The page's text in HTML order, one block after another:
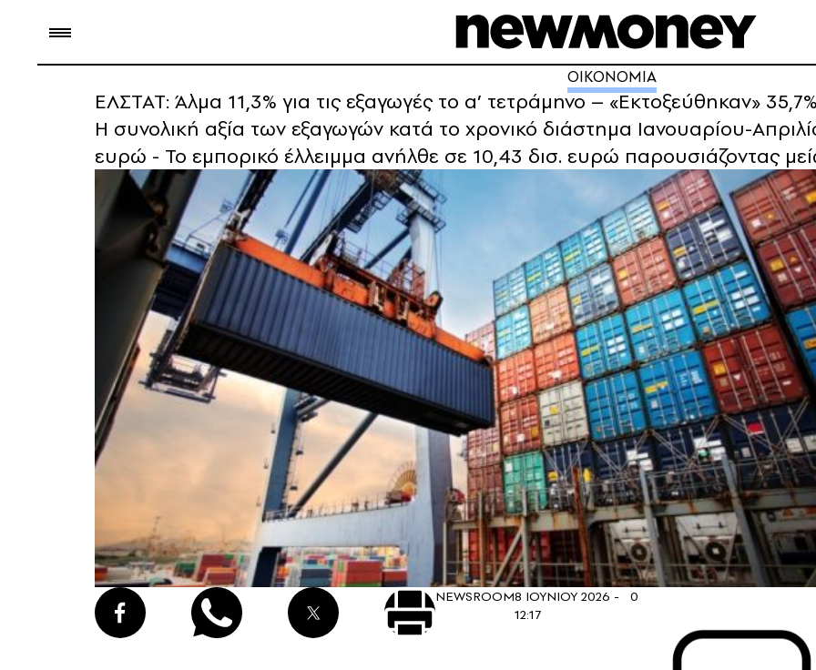
ΟΙΚΟΝΟΜΙΑ
ΕΛΣΤΑΤ: Άλμα 11,3% για τις εξαγωγές το α’ τετράμηνο – «Εκτοξεύθηκαν»
Η συνολική αξία των εξαγωγών κατά το χρονικό διάστημα Ιανουαρίου-
ευρώ - Το εμπορικό έλλειμμα ανήλθε σε 10,43 δισ. ευρώ παρουσιάζοντας
NEWSROOM8 ΙΟΥΝΙΟΥ 2026 -
12:17
0